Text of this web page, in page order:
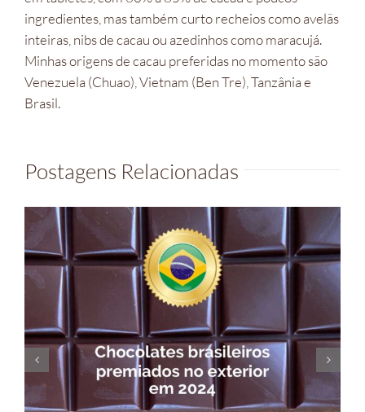
ingredientes, mas também curto recheios como avelãs
inteiras, nibs de cacau ou azedinhos como maracujá.
Minhas origens de cacau preferidas no momento são
Venezuela (Chuao), Vietnam (Ben Tre), Tanzânia e
Brasil.
Postagens Relacionadas